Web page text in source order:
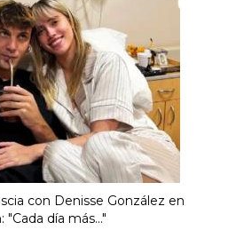
con Denisse González en
día más..."